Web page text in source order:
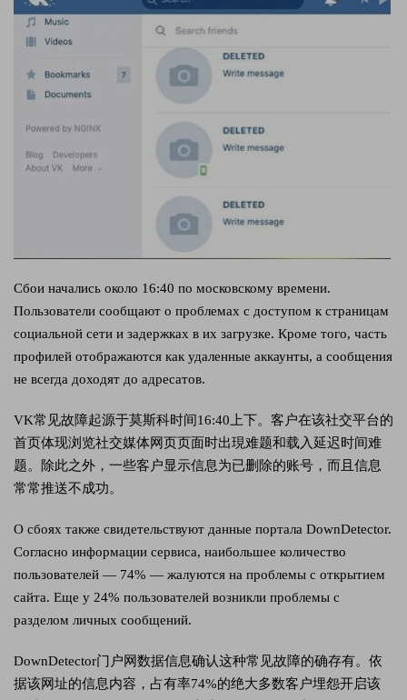
Сбои начались около 16:40 по московскому времени.
Пользователи сообщают о проблемах с доступом к страницам
социальной сети и задержках в их загрузке. Кроме того, часть
профилей отображаются как удаленные аккаунты, а сообщения
не всегда доходят до адресатов.
VK常见故障起源于莫斯科时间16:40上下。客户在该社交平台的
首页体现浏览社交媒体网页页面时出現难题和载入延迟时间难
题。除此之外，一些客户显示信息为已删除的账号，而且信息
常常推送不成功。
О сбоях также свидетельствуют данные портала DownDetector.
Согласно информации сервиса, наибольшее количество
пользователей — 74% — жалуются на проблемы с открытием
сайта. Еще у 24% пользователей возникли проблемы с
разделом личных сообщений.
DownDetector门户网数据信息确认这种常见故障的确存有。依
据该网址的信息内容，占有率74%的绝大多数客户埋怨开启该